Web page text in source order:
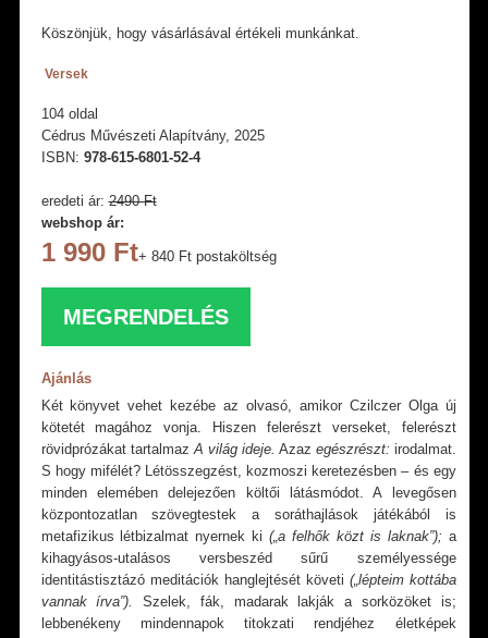
Köszönjük, hogy vásárlásával értékeli munkánkat.
Versek
104 oldal
Cédrus Művészeti Alapítvány, 2025
ISBN: 978-615-6801-52-4
eredeti ár:2490 Ft
webshop ár:
1 990 Ft+ 840 Ft postaköltség
MEGRENDELÉS
Ajánlás
Két könyvet vehet kezébe az olvasó, amikor Czilczer Olga új
kötetét magához vonja. Hiszen felerészt verseket, felerészt
rövidprózákat tartalmaz A világ ideje. Azaz egészrészt: irodalmat.
S hogy mifélét? Létösszegzést, kozmoszi keretezésben – és egy
minden elemében delejezően költői látásmódot. A levegősen
központozatlan szövegtestek a soráthajlások játékából is
metafizikus létbizalmat nyernek ki(„a felhők közt is laknak”); a
kihagyásos-utalásos versbeszéd sűrű személyessége
identitástisztázó meditációk hanglejtését követi („lépteim kottába
vannak írva”).
Szelek, fák, madarak lakják a sorközöket is;
lebbenékeny mindennapok titokzati rendjéhez életképek